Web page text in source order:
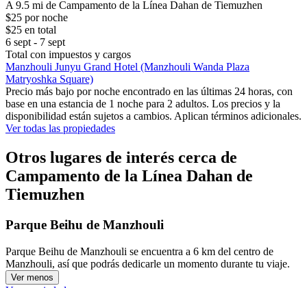
A 9.5 mi de Campamento de la Línea Dahan de Tiemuzhen
$25 por noche
$25 en total
6 sept - 7 sept
Total con impuestos y cargos
Manzhouli Junyu Grand Hotel (Manzhouli Wanda Plaza
Matryoshka Square)
Precio más bajo por noche encontrado en las últimas 24 horas, con
base en una estancia de 1 noche para 2 adultos. Los precios y la
disponibilidad están sujetos a cambios. Aplican términos adicionales.
Ver todas las propiedades
Otros lugares de interés cerca de
Campamento de la Línea Dahan de
Tiemuzhen
Parque Beihu de Manzhouli
Parque Beihu de Manzhouli se encuentra a 6 km del centro de
Manzhouli, así que podrás dedicarle un momento durante tu viaje.
Ver menos